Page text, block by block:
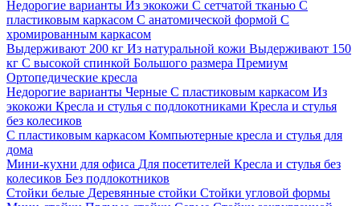
Недорогие варианты Из экокожи С сетчатой тканью С
пластиковым каркасом С анатомической формой С
хромированным каркасом
Выдерживают 200 кг Из натуральной кожи Выдерживают 150
кг С высокой спинкой Большого размера Премиум
Ортопедические кресла
Недорогие варианты Черные С пластиковым каркасом Из
экокожи Кресла и стулья с подлокотниками Кресла и стулья
без колесиков
С пластиковым каркасом Компьютерные кресла и стулья для
дома
Мини-кухни для офиса Для посетителей Кресла и стулья без
колесиков Без подлокотников
Стойки белые Деревянные стойки Стойки угловой формы